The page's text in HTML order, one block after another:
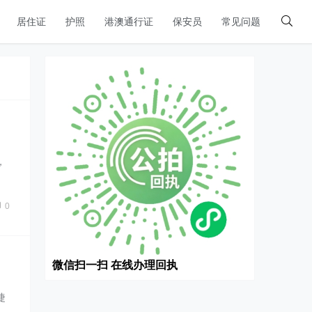
居住证 护照 港澳通行证 保安员 常见问题
0
微信扫一扫 在线办理回执